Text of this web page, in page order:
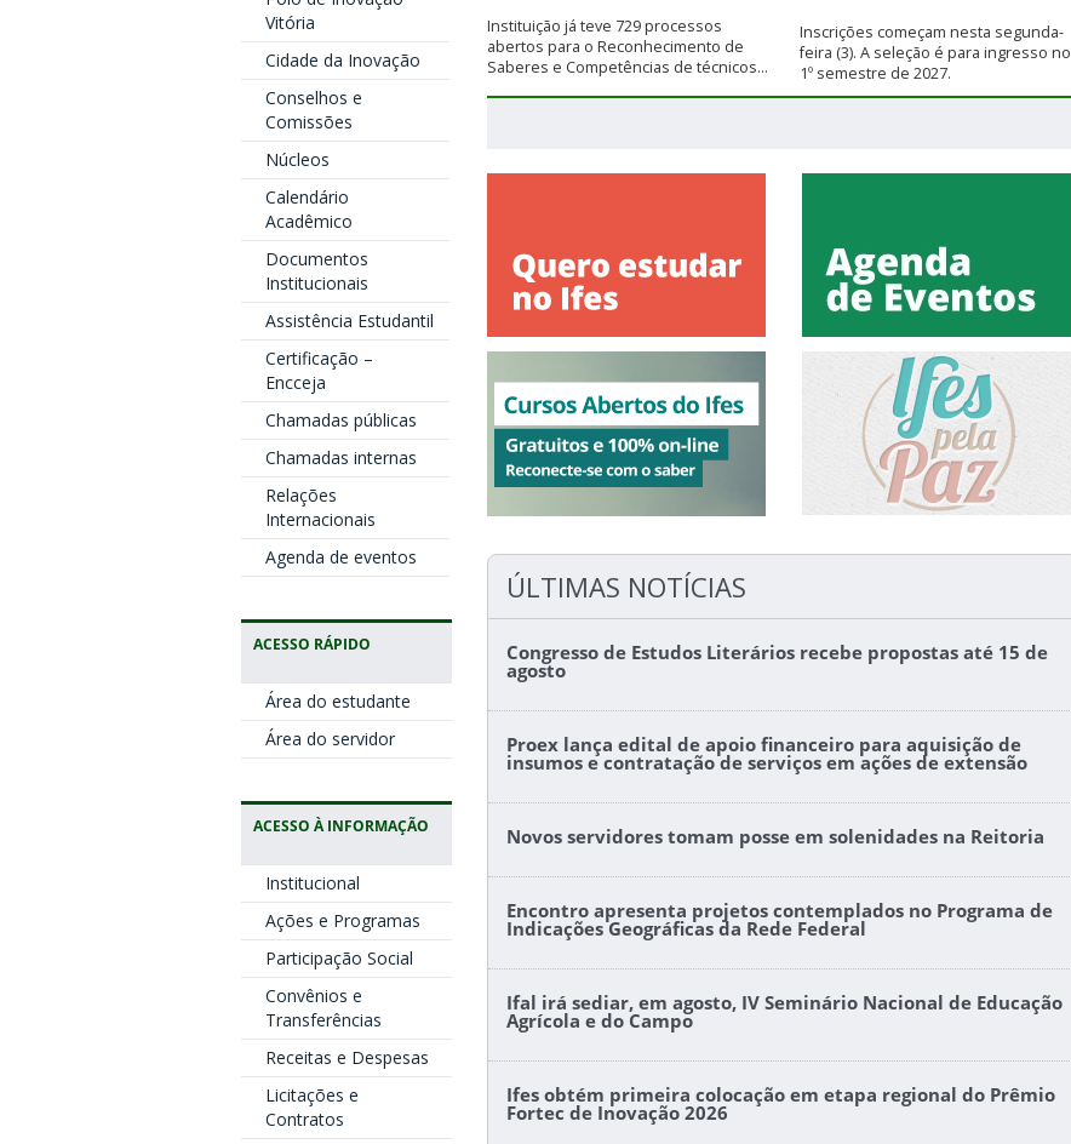
Vitória
Cidade da Inovação
Conselhos e
Comissões
Núcleos
Calendário
Acadêmico
Documentos
Institucionais
Assistência Estudantil
Certificação –
Encceja
Chamadas públicas
Chamadas internas
Relações
Internacionais
Agenda de eventos
ACESSO RÁPIDO
Área do estudante
Área do servidor
ACESSO À INFORMAÇÃO
Institucional
Ações e Programas
Participação Social
Convênios e
Transferências
Receitas e Despesas
Licitações e
Contratos
Instituição já teve 729 processos
abertos para o Reconhecimento de
Saberes e Competências de técnicos...
Inscrições começam nesta segunda-
feira (3). A seleção é para ingresso no
1º semestre de 2027.
ÚLTIMAS NOTÍCIAS
Congresso de Estudos Literários recebe propostas até 15 de
agosto
Proex lança edital de apoio financeiro para aquisição de
insumos e contratação de serviços em ações de extensão
Novos servidores tomam posse em solenidades na Reitoria
Encontro apresenta projetos contemplados no Programa de
Indicações Geográficas da Rede Federal
Ifal irá sediar, em agosto, IV Seminário Nacional de Educação
Agrícola e do Campo
Ifes obtém primeira colocação em etapa regional do Prêmio
Fortec de Inovação 2026